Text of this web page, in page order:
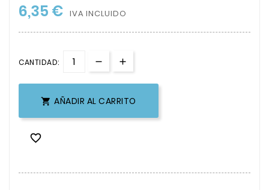
6,35 € IVA INCLUIDO
CANTIDAD:
 AÑADIR AL CARRITO
